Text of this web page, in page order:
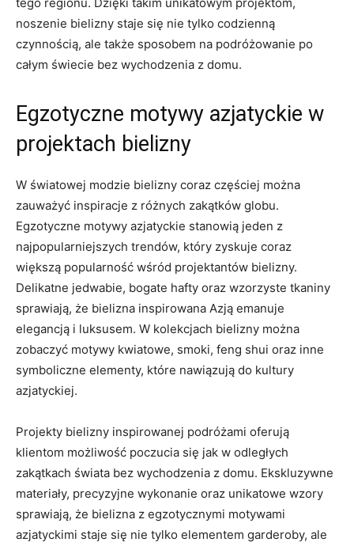
noszenie bielizny staje⁤ się⁤ nie tylko codzienną
‍czynnością, ‌ale także sposobem na⁢ podróżowanie po
całym świecie bez ​wychodzenia z ​domu.
Egzotyczne ⁢motywy azjatyckie w
projektach bielizny
W światowej modzie bielizny coraz częściej można
zauważyć inspiracje z różnych ​zakątków globu.
Egzotyczne motywy azjatyckie stanowią jeden z ​
najpopularniejszych trendów, który zyskuje coraz
większą ⁢popularność wśród projektantów bielizny.
Delikatne ⁤jedwabie, bogate hafty oraz wzorzyste tkaniny
⁣sprawiają, że bielizna inspirowana Azją emanuje
elegancją i luksusem. W kolekcjach bielizny można
zobaczyć motywy kwiatowe, smoki, feng shui ⁢oraz inne
symboliczne elementy, które nawiązują do kultury
azjatyckiej.
Projekty bielizny ⁣inspirowanej podróżami oferują
klientom⁣ możliwość‌ poczucia się jak w odległych
zakątkach świata bez wychodzenia‍ z domu. Ekskluzywne
materiały, precyzyjne wykonanie oraz unikatowe wzory​
sprawiają, że bielizna z egzotycznymi motywami
azjatyckimi staje się ‍nie tylko elementem garderoby, ale